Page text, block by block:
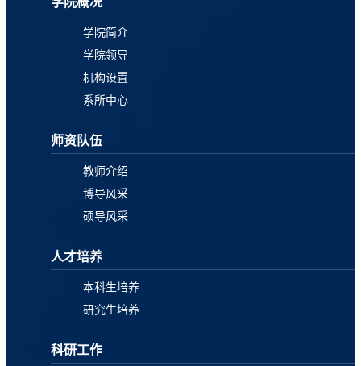
学院简介
学院领导
机构设置
系所中心
师资队伍
教师介绍
博导风采
硕导风采
人才培养
本科生培养
研究生培养
科研工作